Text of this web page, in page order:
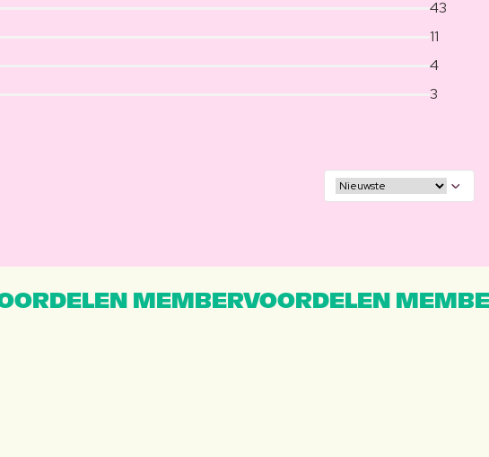
43
11
4
3
MEMBERVOORDELEN